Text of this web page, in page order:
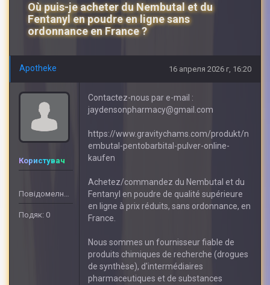
Où puis-je acheter du Nembutal et du
Fentanyl en poudre en ligne sans
ordonnance en France ?
Apotheke 16 апреля 2026 г, 16:20
Користувач
Повідомелнь: 408
Подяк: 0
Contactez-nous par e-mail :
jaydensonpharmacy@gmail.com
https://www.gravitychams.com/produkt/n
embutal-pentobarbital-pulver-online-
kaufen
Achetez/commandez du Nembutal et du
Fentanyl en poudre de qualité supérieure
en ligne à prix réduits, sans ordonnance, en
France.
Nous sommes un fournisseur fiable de
produits chimiques de recherche (drogues
de synthèse), d'intermédiaires
pharmaceutiques et de substances